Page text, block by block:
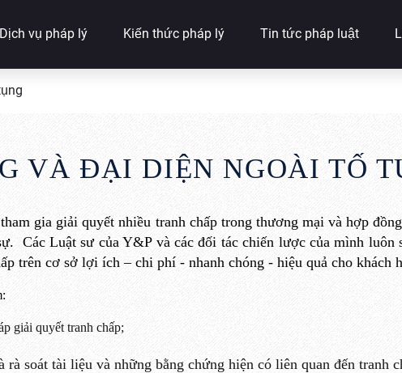
Dịch vụ pháp lý Kiến thức pháp lý Tin tức pháp luật
VÀ ĐẠI DIỆN NGOÀI TỐ
gia giải quyết nhiều tranh chấp trong thương mại và hợp
. Các Luật sư của Y&Pvà các đối tác chiến lược của mình luôn
trên cơ sở lợi ích – chi phí - nhanh chóng - hiệu quả cho khách
giải quyết tranh chấp;
soát tài liệu và những bằng chứng hiện có liên quan đến tranh